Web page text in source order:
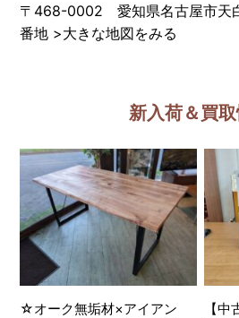
〒468-0002 愛知県名古屋市天
番地 >大きな地図をみる
新入荷＆買
☆オーク無垢材×アイアン
【